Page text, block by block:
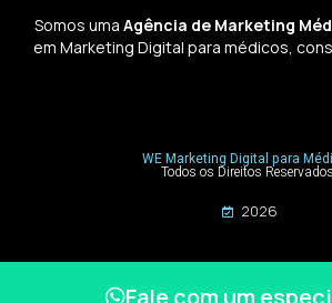
Somos uma Agência de Marketing
em Marketing Digital para médicos,
WE Marketing Digital para
Todos os Direitos
2026
Fale com um